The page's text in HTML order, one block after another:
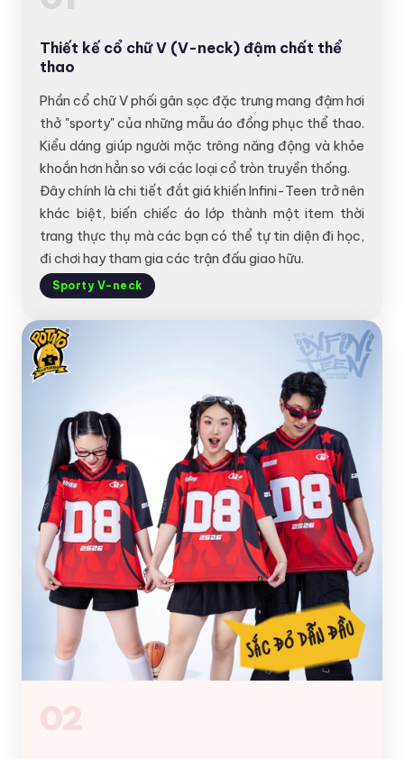
Thiết kế cổ chữ V (V-neck) đậm chất thể
thao
Phần cổ chữ V phối gân sọc đặc trưng mang đậm hơi
thở "sporty" của những mẫu áo đồng phục thể thao.
Kiểu dáng giúp người mặc trông năng động và khỏe
khoắn hơn hẳn so với các loại cổ tròn truyền thống.
Đây chính là chi tiết đắt giá khiến Infini-Teen trở nên
khác biệt, biến chiếc áo lớp thành một item thời
trang thực thụ mà các bạn có thể tự tin diện đi học,
đi chơi hay tham gia các trận đấu giao hữu.
Sporty V-neck
02